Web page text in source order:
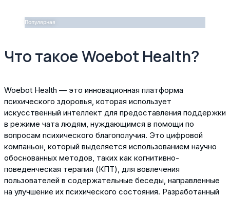
Популярная
Что такое Woebot Health?
Woebot Health — это инновационная платформа
психического здоровья, которая использует
искусственный интеллект для предоставления поддержки
в режиме чата людям, нуждающимся в помощи по
вопросам психического благополучия. Это цифровой
компаньон, который выделяется использованием научно
обоснованных методов, таких как когнитивно-
поведенческая терапия (КПТ), для вовлечения
пользователей в содержательные беседы, направленные
на улучшение их психического состояния. Разработанный